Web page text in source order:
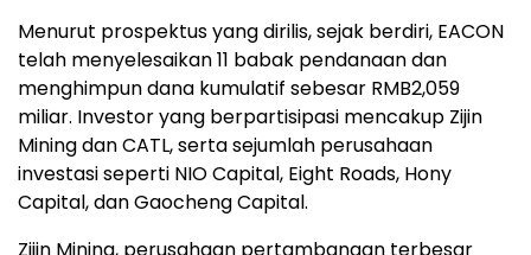
Menurut prospektus yang dirilis, sejak berdiri, EACON
telah menyelesaikan 11 babak pendanaan dan
menghimpun dana kumulatif sebesar RMB2,059
miliar. Investor yang berpartisipasi mencakup Zijin
Mining dan CATL, serta sejumlah perusahaan
investasi seperti NIO Capital, Eight Roads, Hony
Capital, dan Gaocheng Capital.